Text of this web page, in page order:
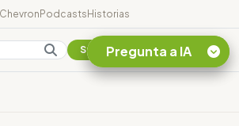
PodcastsHistorias
SuscribirsePregunta a IA